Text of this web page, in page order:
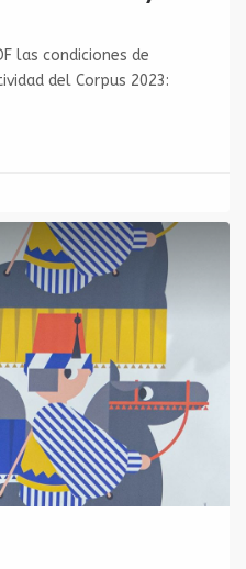
las condiciones de
del Corpus 2023: